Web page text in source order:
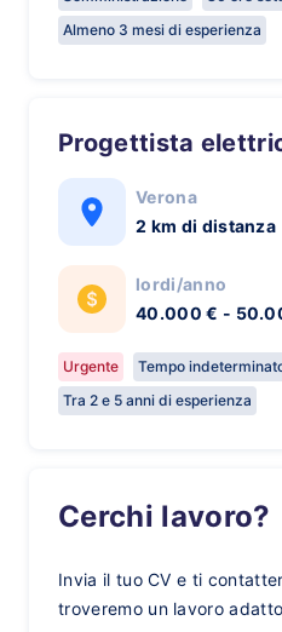
Almeno 3 mesi di esperienza
Progettista
Verona
2 km di distanza
lordi/anno
40.000 € -
Urgente
Tempo
Tra 2 e 5 anni di esperienza
Cerchi lavoro?
Invia il tuo CV e ti
troveremo un lavoro